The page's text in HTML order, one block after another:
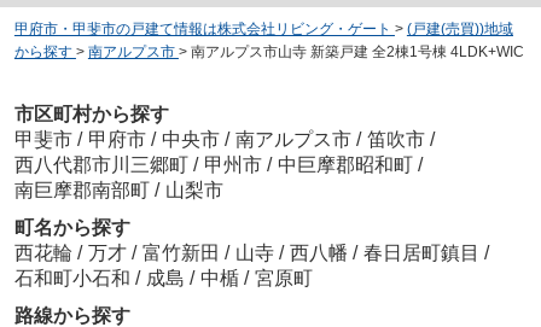
甲府市・甲斐市の戸建て情報は株式会社リビング・ゲート > (戸建(売買))地域
から探す > 南アルプス市 > 南アルプス市山寺 新築戸建 全2棟1号棟 4LDK+WIC
市区町村から探す
甲斐市 / 甲府市 / 中央市 / 南アルプス市 / 笛吹市 /
西八代郡市川三郷町 / 甲州市 / 中巨摩郡昭和町 /
南巨摩郡南部町 / 山梨市
町名から探す
西花輪 / 万才 / 富竹新田 / 山寺 / 西八幡 / 春日居町鎮目 /
石和町小石和 / 成島 / 中楯 / 宮原町
路線から探す